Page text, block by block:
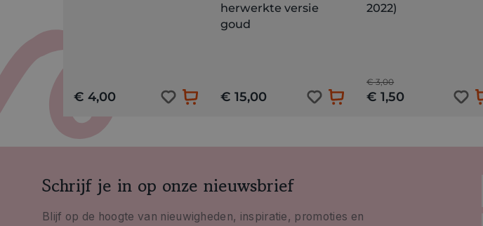
€ 4,00
herwerkte versie
goud
€ 15,00
2022)
€ 3,00
€ 1,50
Schrijf je in op onze nieuwsbrief
Blijf op de hoogte van nieuwigheden, inspiratie, promoties en